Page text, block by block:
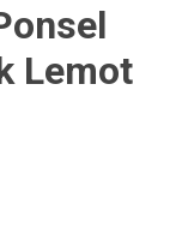
Lemot